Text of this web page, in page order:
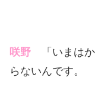
咲野 「いまはか
らないんです。